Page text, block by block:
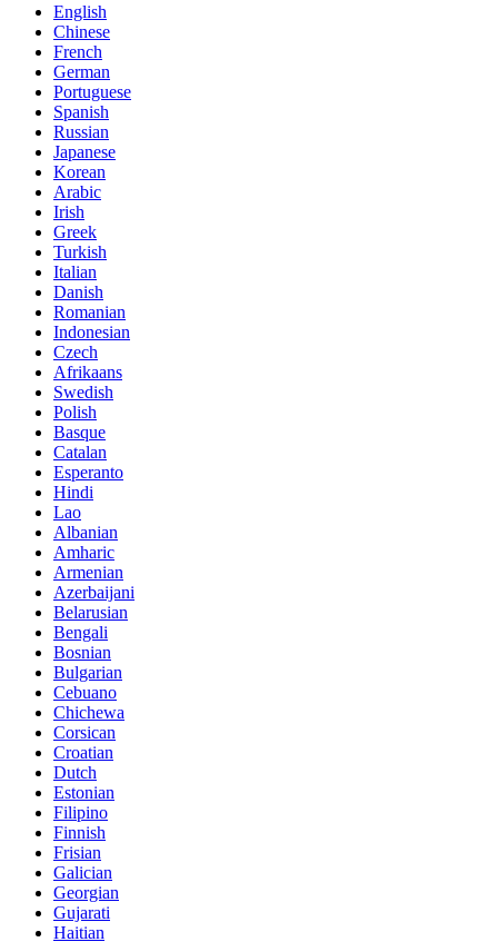
English
Chinese
French
German
Portuguese
Spanish
Russian
Japanese
Korean
Arabic
Irish
Greek
Turkish
Italian
Danish
Romanian
Indonesian
Czech
Afrikaans
Swedish
Polish
Basque
Catalan
Esperanto
Hindi
Lao
Albanian
Amharic
Armenian
Azerbaijani
Belarusian
Bengali
Bosnian
Bulgarian
Cebuano
Chichewa
Corsican
Croatian
Dutch
Estonian
Filipino
Finnish
Frisian
Galician
Georgian
Gujarati
Haitian